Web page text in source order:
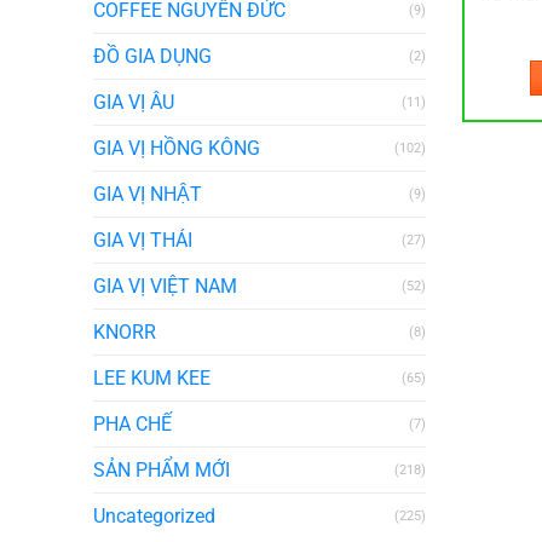
COFFEE NGUYÊN ĐỨC (9)
ĐỒ GIA DỤNG (2)
GIA VỊ ÂU (11)
GIA VỊ HỒNG KÔNG (102)
GIA VỊ NHẬT (9)
GIA VỊ THÁI (27)
GIA VỊ VIỆT NAM (52)
KNORR (8)
LEE KUM KEE (65)
PHA CHẾ (7)
SẢN PHẨM MỚI (218)
Uncategorized (225)